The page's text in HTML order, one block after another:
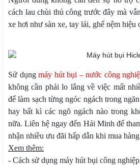
cách lau chùi thủ công trước đây mà
xe hơi như sàn xe, tay lái, ghế nệm hiệu
Sử dụng máy hút bụi – nước công
không cần phải lo lắng về việc mất
để làm sạch từng ngóc ngách trong
hay bất kì các ngõ ngách nào trong
nữa. Liên hệ ngay đến Hải Minh để
nhận nhiều ưu đãi hấp dẫn khi mua
Xem thêm:
- Cách sử dụng máy hút bụi công